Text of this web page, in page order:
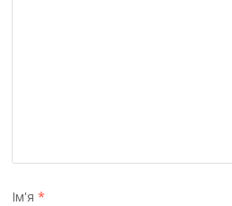
Ім'я*